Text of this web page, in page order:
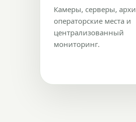
Камеры, серверы,
операторские места и
централизованный
мониторинг.